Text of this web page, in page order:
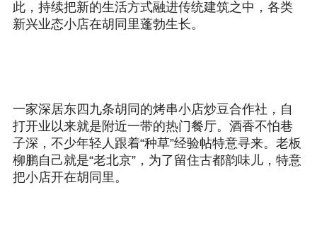
此，持续把新的生活方式融进传统建筑之中，各类
新兴业态小店在胡同里蓬勃生长。
一家深居东四九条胡同的烤串小店炒豆合作社，自
打开业以来就是附近一带的热门餐厅。酒香不怕巷
子深，不少年轻人跟着“种草”经验帖特意寻来。老板
柳鹏自己就是“老北京”，为了留住古都韵味儿，特意
把小店开在胡同里。